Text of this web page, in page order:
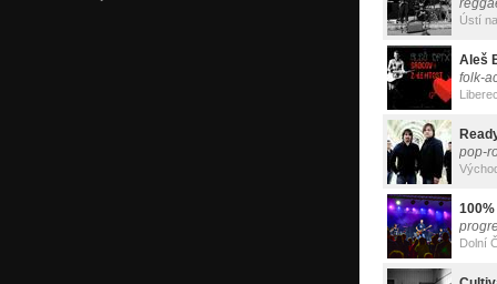
Ústí
Aleš
folk-
pop-
100%
Dolní